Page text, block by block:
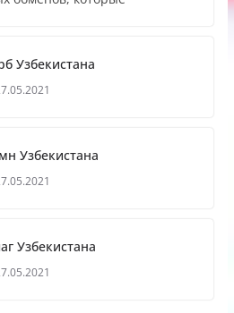
Узбекистана
Узбекистана
Узбекистана